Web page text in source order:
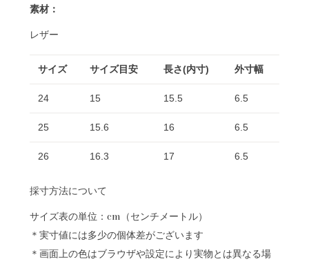
素材：
レザー
サイズ サイズ目安 長さ(内寸) 外寸幅
24 15 15.5 6.5
25 15.6 16 6.5
26 16.3 17 6.5
採寸方法について
サイズ表の単位：cm（センチメートル）
＊実寸値には多少の個体差がございます
＊画面上の色はブラウザや設定により実物とは異なる場